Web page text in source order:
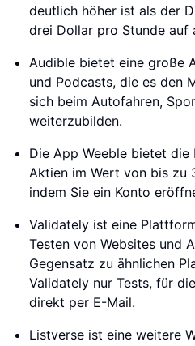
deutlich höher ist als der
drei Dollar pro Stunde auf
Audible bietet eine große
und Podcasts, die es den
sich beim Autofahren,
weiterzubilden.
Die App Weeble bietet
Aktien im Wert von bis zu
indem Sie ein Konto
Validately ist eine
Testen von Websites und
Gegensatz zu ähnlichen
Validately nur Tests, für
direkt per E-Mail.
Listverse ist eine weitere